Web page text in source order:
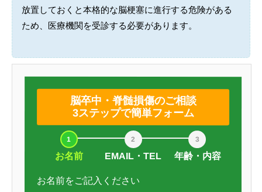
放置しておくと本格的な脳梗塞に進行する危険がある
ため、医療機関を受診する必要があります。
脳卒中・脊髄損傷のご相談
3ステップで簡単フォーム
お名前 EMAIL・TEL 年齢・内容
お名前をご記入ください